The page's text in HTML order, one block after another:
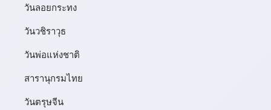
วันลอยกระทง
วันวชิราวุธ
วันพ่อแห่งชาติ
สารานุกรมไทย
วันตรุษจีน